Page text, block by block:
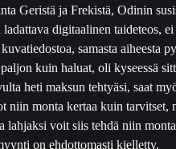
Geristä ja Frekistä, Odinin
ladattava digitaalinen taideteos,
samasta aiheesta
kuin haluat, oli kyseessä
heti maksun tehtyäsi, saat
niin monta kertaa kuin
lahjaksi voit siis tehdä niin
on ehdottomasti kielletty.